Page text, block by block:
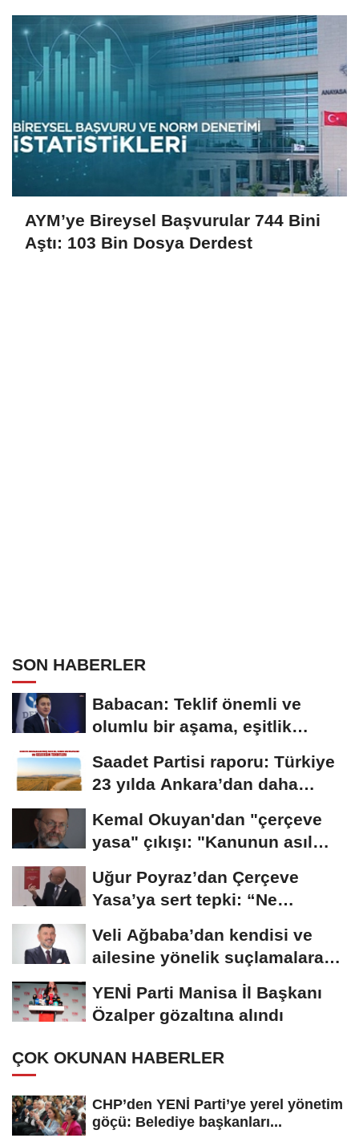
ihlal edildi"
AYM’ye Bireysel Başvurular 744 Bini
Aştı: 103 Bin Dosya Derdest
SON HABERLER
Babacan: Teklif önemli ve
olumlu bir aşama, eşitlik
Saadet Partisi raporu: Türkiye
23 yılda Ankara’dan daha
Kemal Okuyan'dan "çerçeve
yasa" çıkışı: "Kanunun asıl
Uğur Poyraz’dan Çerçeve
Yasa’ya sert tepki: “Ne
Veli Ağbaba’dan kendisi ve
ailesine yönelik suçlamalara
tepki: “Bir...
YENİ Parti Manisa İl Başkanı
Özalper gözaltına alındı
ÇOK OKUNAN HABERLER
CHP’den YENİ Parti’ye yerel yönetim
göçü: Belediye başkanları...